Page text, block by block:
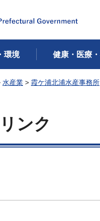
環境 健康・医療
水産業 > 霞ケ浦北浦水産事務所
ンク